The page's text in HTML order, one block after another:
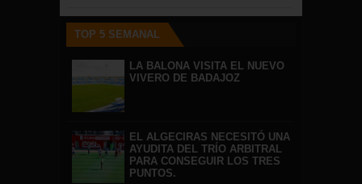
TOP 5 SEMANAL
LA BALONA VISITA EL NUEVO
VIVERO DE BADAJOZ
EL ALGECIRAS NECESITÓ UNA
AYUDITA DEL TRÍO ARBITRAL
PARA CONSEGUIR LOS TRES
PUNTOS.